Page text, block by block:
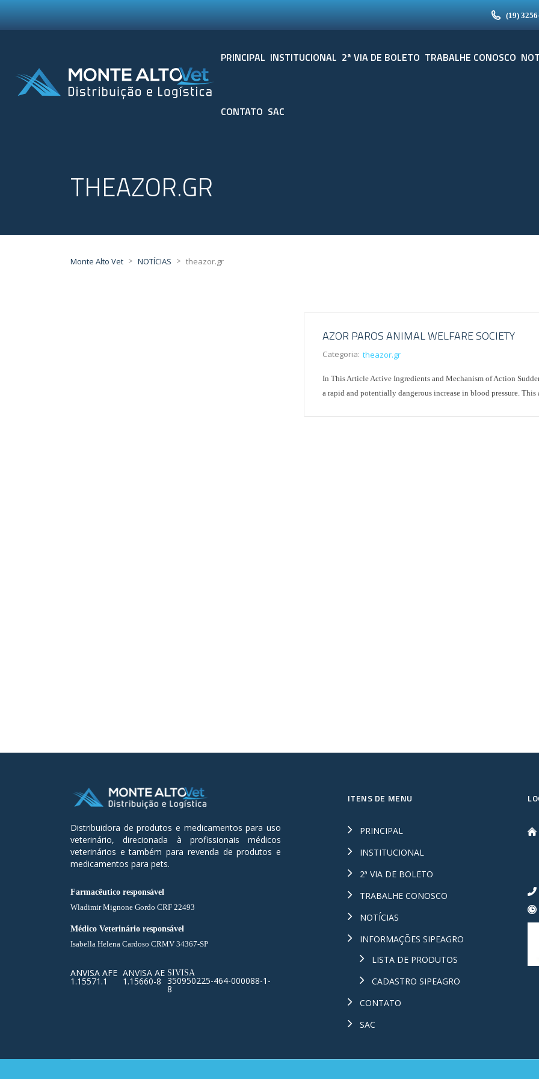
(19)
PRINCIPAL INSTITUCIONAL 2ª VIA DE BOLETO TRABALHE CONOSCO
CONTATO SAC
THEAZOR.GR
Monte Alto Vet > NOTÍCIAS > theazor.gr
AZOR PAROS ANIMAL WELFARE SOCIETY
Categoria: theazor.gr
In This Article Active Ingredients and Mechanism of Action
a rapid and potentially dangerous increase in blood pressure.
Distribuidora de produtos e medicamentos para uso
veterinário, direcionada à profissionais médicos
veterinários e também para revenda de produtos e
medicamentos para pets.
Farmacêutico responsável
Wladimir Mignone Gordo CRF 22493
Médico Veterinário responsável
Isabella Helena Cardoso CRMV 34367-SP
ANVISA AFE
1.15571.1
ANVISA AE
1.15660-8
SIVISA
350950225-464-000088-1-
8
ITENS DE MENU
PRINCIPAL
INSTITUCIONAL
2ª VIA DE BOLETO
TRABALHE CONOSCO
NOTÍCIAS
INFORMAÇÕES SIPEAGRO
LISTA DE PRODUTOS
CADASTRO SIPEAGRO
CONTATO
SAC